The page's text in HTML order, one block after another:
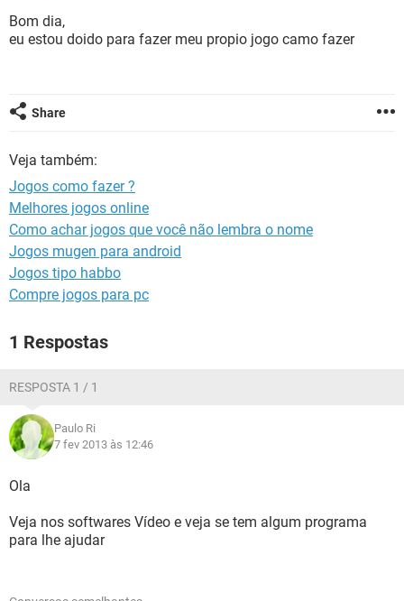
INSTAGRAM
GUIA DE COMPRAS
OUTLOOK
JOGOS
CELULAR FACEBOOK
INSTAGRAM
Bom dia,
eu estou doido para fazer meu propio jogo camo fazer
Share
Veja também:
Jogos como fazer ?
Melhores jogos online
Como achar jogos que você não lembra o nome
Jogos mugen para android
Jogos tipo habbo
Compre jogos para pc
1 Respostas
RESPOSTA 1 / 1
Paulo Ri
7 fev 2013 às 12:46
Ola
Veja nos softwares Vídeo e veja se tem algum programa
para lhe ajudar